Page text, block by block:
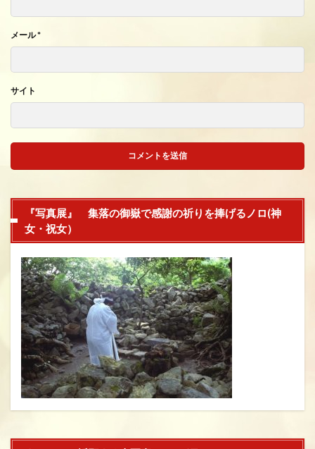
メール*
サイト
『写真展』 集落の御嶽で感謝の祈りを捧げるノロ(神
女・祝女）